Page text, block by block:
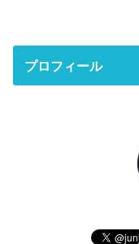
プロフィール